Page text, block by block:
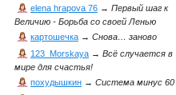
elena hrapova 76 → Первый шаг к
Величию - Борьба со своей Ленью
картошечка → Снова… заново
123_Morskaya → Всё случается в
мире для счастья!
похудышкин → Система минус 60